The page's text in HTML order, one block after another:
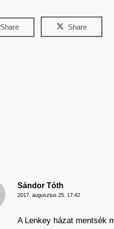
Share Share
Sándor Tóth
2017. augusztus 25. 17:42
A Lenkey házat mentsék